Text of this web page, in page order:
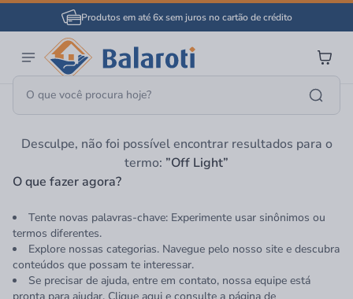
Produtos em até 6x sem juros no cartão de crédito
Página Inicial Off Light
Desculpe, não foi possível encontrar resultados para o
termo: ”Off Light”
O que fazer agora?
Tente novas palavras-chave: Experimente usar sinônimos ou
termos diferentes.
Explore nossas categorias. Navegue pelo nosso site e descubra
conteúdos que possam te interessar.
Se precisar de ajuda, entre em contato, nossa equipe está